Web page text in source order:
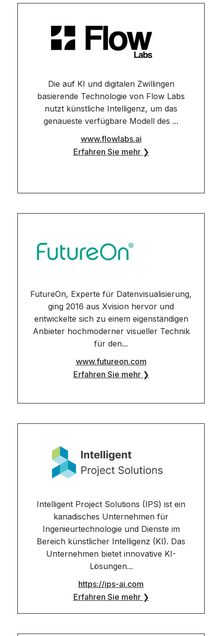
Die auf KI und digitalen Zwillingen
basierende Technologie von Flow Labs
nutzt künstliche Intelligenz, um das
genaueste verfügbare Modell des ...
www.flowlabs.ai
Erfahren Sie mehr ❯
FutureOn, Experte für Datenvisualisierung,
ging 2016 aus Xvision hervor und
entwickelte sich zu einem eigenständigen
Anbieter hochmoderner visueller Technik
für den...
www.futureon.com
Erfahren Sie mehr ❯
Intelligent Project Solutions (IPS) ist ein
kanadisches Unternehmen für
Ingenieurtechnologie und Dienste im
Bereich künstlicher Intelligenz (KI). Das
Unternehmen bietet innovative KI-
Lösungen...
https://ips-ai.com
Erfahren Sie mehr ❯